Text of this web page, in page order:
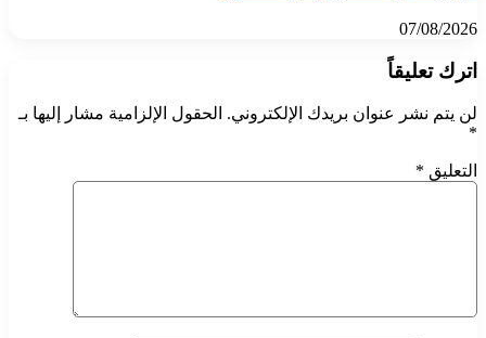
07/08/2026
اترك تعليقاً
لن يتم نشر عنوان بريدك الإلكتروني. الحقول الإلزامية مشار إليها بـ
*
التعليق *